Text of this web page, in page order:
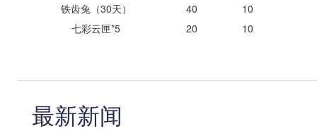
铁齿兔（30天）
40
10
七彩云匣*5
20 10
最新新闻